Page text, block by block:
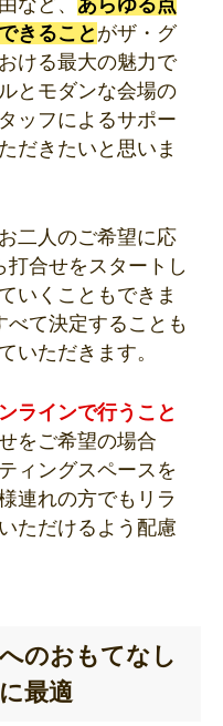
きることがザ・グ
ける最大の魅力で
とモダンな会場の
ッフによるサポー
だきたいと思いま
二人のご希望に応
打合せをスタートし
いくこともできま
て決定することも
いただきます。
ラインで行うこと
をご希望の場合
ィングスペースを
連れの方でもリラ
ただけるよう配慮
のおもてなし
最適